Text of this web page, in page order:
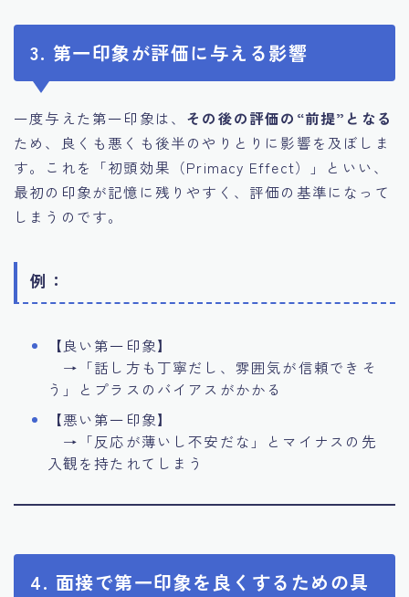
3. 第一印象が評価に与える影響
一度与えた第一印象は、 その後の評価の“前提”となる
ため、良くも悪くも後半のやりとりに影響を及ぼしま
す。これを「初頭効果（Primacy Effect）」といい、
最初の印象が記憶に残りやすく、評価の基準になって
しまうのです。
例：
【良い第一印象】
→「話し方も丁寧だし、雰囲気が信頼できそ
う」とプラスのバイアスがかかる
【悪い第一印象】
→「反応が薄いし不安だな」とマイナスの先
入観を持たれてしまう
4. 面接で第一印象を良くするための具